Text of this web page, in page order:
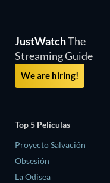
JustWatchThe
Streaming Guide
We are hiring!
Top 5 Películas
Proyecto Salvación
Obsesión
La Odisea